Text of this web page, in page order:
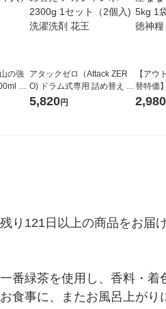
の強
1
アタックゼロ（Attack ZER
O) ドラム式専用 詰め替え メ
ガジャンボ 2300g 1セット
5,820円
【アウ
替特価
し 無洗
2,980
り121日以上の商品をお届け
番緑茶を使用し、香料・
食事に、またお風呂上がり